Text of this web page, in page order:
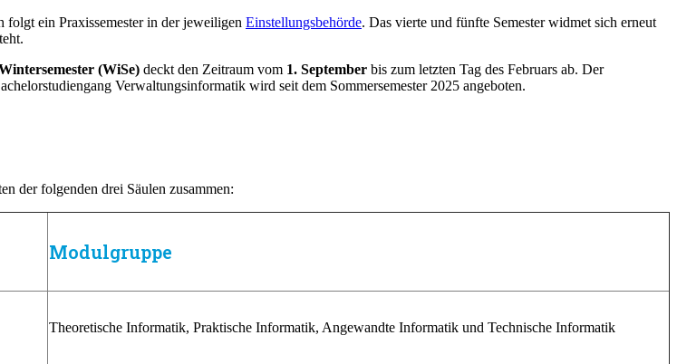
folgt ein Praxissemester in der jeweiligen Einstellungsbehörde. Das vierte und fünfte Semester widmet sich erneut
(WiSe) deckt den Zeitraum vom 1. September bis zum letzten Tag des Februars ab. Der
Verwaltungsinformatik wird seit dem Sommersemester 2025 angeboten.
der folgenden drei Säulen zusammen:
Modulgruppe
Theoretische Informatik, Praktische Informatik, Angewandte Informatik und Technische Informatik